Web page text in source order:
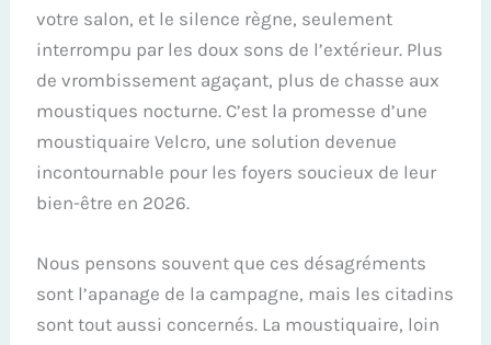
votre salon, et le silence règne, seulement
interrompu par les doux sons de l’extérieur. Plus
de vrombissement agaçant, plus de chasse aux
moustiques nocturne. C’est la promesse d’une
moustiquaire Velcro, une solution devenue
incontournable pour les foyers soucieux de leur
bien-être en 2026.
Nous pensons souvent que ces désagréments
sont l’apanage de la campagne, mais les citadins
sont tout aussi concernés. La moustiquaire, loin